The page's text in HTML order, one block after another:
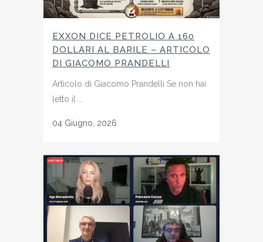
EXXON DICE PETROLIO A 160
DOLLARI AL BARILE – ARTICOLO
DI GIACOMO PRANDELLI
Articolo di Giacomo Prandelli Se non hai
letto il ...
04 Giugno, 2026